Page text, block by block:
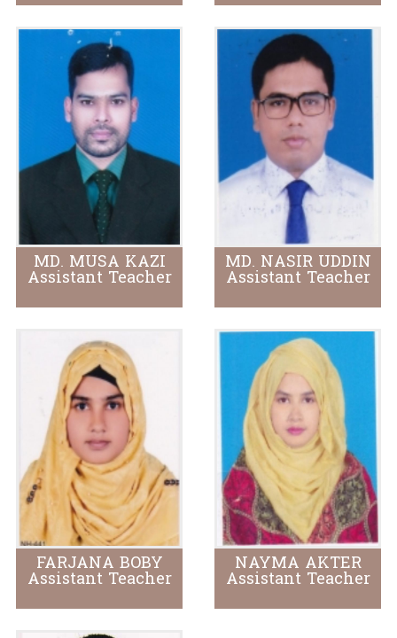
MD. MUSA KAZI
Assistant Teacher
MD. NASIR UDDIN
Assistant Teacher
FARJANA BOBY
Assistant Teacher
NAYMA AKTER
Assistant Teacher